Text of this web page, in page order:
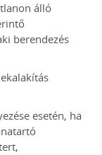
álló
berendezés
esetén, ha